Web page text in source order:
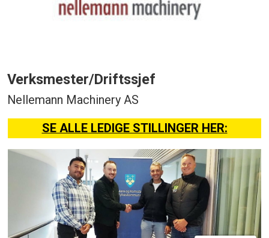
Verksmester/Driftssjef
Nellemann Machinery AS
SE ALLE LEDIGE STILLINGER HER: